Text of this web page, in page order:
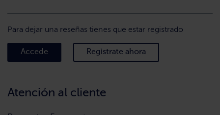
Para dejar una reseñas tienes que estar registrado
Accede Regìstrate ahora
Atención al cliente